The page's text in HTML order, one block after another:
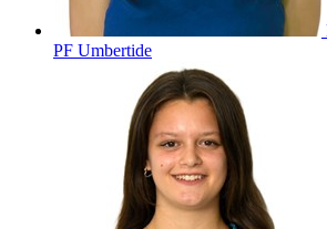
PF Umbertide